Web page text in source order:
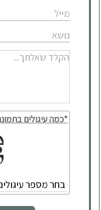
*כמה עיגולים